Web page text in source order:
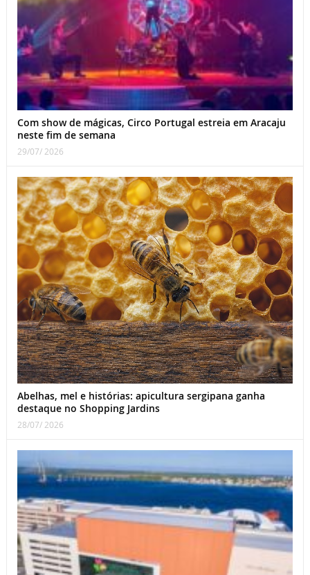
Com show de mágicas, Circo Portugal estreia em Aracaju
neste fim de semana
29/07/ 2026
Abelhas, mel e histórias: apicultura sergipana ganha
destaque no Shopping Jardins
28/07/ 2026